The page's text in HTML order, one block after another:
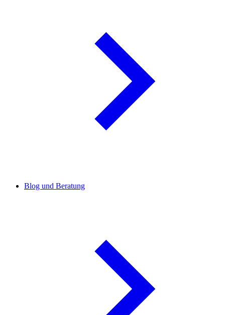
Blog und Beratung